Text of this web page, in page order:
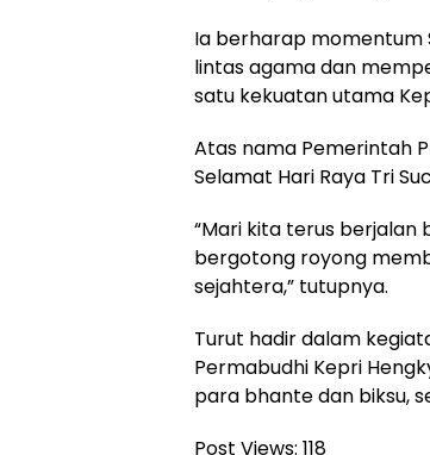
Ia berharap momentum
lintas agama dan
satu kekuatan utama
Atas nama Pemerintah
Selamat Hari Raya Tri
“Mari kita terus berjalan
bergotong royong
sejahtera,” tutupnya.
Turut hadir dalam
Permabudhi Kepri
para bhante dan biksu,
Post Views: 118